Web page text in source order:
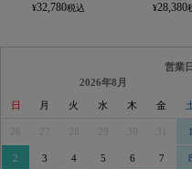
32,780 28,380
営業
2026年8月
日 月 火 水 木 金
1
2 3 4 5 6 7 8